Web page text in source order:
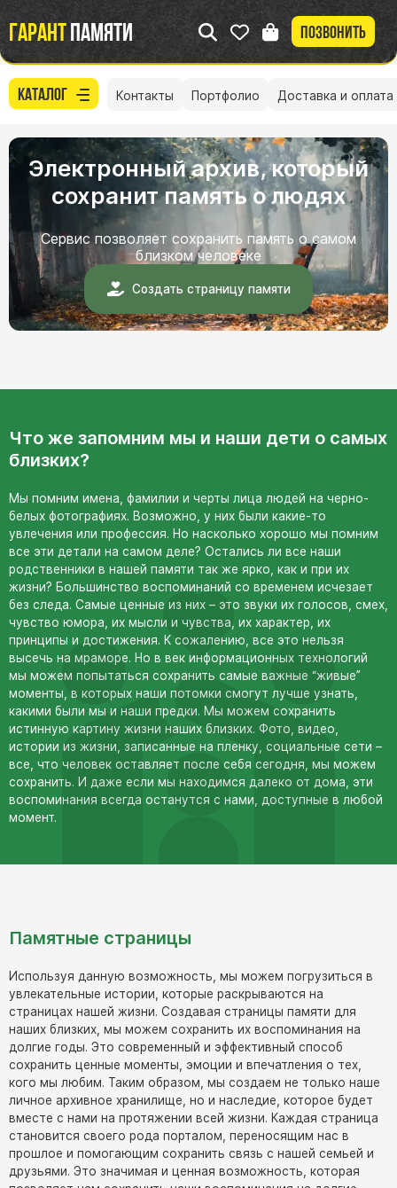
Гарантпамяти Позвонить
Каталог
Памятники из мрамора
Резные памятники
Мемориальные комплексы
Памятники с полноформатным фото
Склеп
Cкульптуры ангел
Детские памятники
Памятники Мусульманские
Памятники Армянские
Европейские памятники
Памятники "Клипарт"
Семейные памятники ( памятники на двоих )
Памятники в форме креста
Фигурные памятники
Памятники комбинированные
Памятники из цветного гранита
Памятники красные
Памятники красно-черные
Памятники коричневые
Памятники серые
Памятники зеленые
Контакты Портфолио Доставка и оплата
Электронный архив, который
сохранит память о людях
Сервис позволяет сохранить память о самом
близком человеке
Создать страницу памяти
Что же запомним мы и наши дети о самых
близких?
Мы помним имена, фамилии и черты лица людей на черно-
белых фотографиях. Возможно, у них были какие-то
увлечения или профессия. Но насколько хорошо мы помним
все эти детали на самом деле? Остались ли все наши
родственники в нашей памяти так же ярко, как и при их
жизни? Большинство воспоминаний со временем исчезает
без следа. Самые ценные из них – это звуки их голосов, смех,
чувство юмора, их мысли и чувства, их характер, их
принципы и достижения. К сожалению, все это нельзя
высечь на мраморе. Но в век информационных технологий
мы можем попытаться сохранить самые важные “живые”
моменты, в которых наши потомки смогут лучше узнать,
какими были мы и наши предки. Мы можем сохранить
истинную картину жизни наших близких. Фото, видео,
истории из жизни, записанные на пленку, социальные сети –
все, что человек оставляет после себя сегодня, мы можем
сохранить. И даже если мы находимся далеко от дома, эти
воспоминания всегда останутся с нами, доступные в любой
момент.
Памятные страницы
Используя данную возможность, мы можем погрузиться в
увлекательные истории, которые раскрываются на
страницах нашей жизни. Создавая страницы памяти для
наших близких, мы можем сохранить их воспоминания на
долгие годы. Это современный и эффективный способ
сохранить ценные моменты, эмоции и впечатления о тех,
кого мы любим. Таким образом, мы создаем не только наше
личное архивное хранилище, но и наследие, которое будет
вместе с нами на протяжении всей жизни. Каждая страница
становится своего рода порталом, переносящим нас в
прошлое и помогающим сохранить связь с нашей семьей и
друзьями. Это значимая и ценная возможность, которая